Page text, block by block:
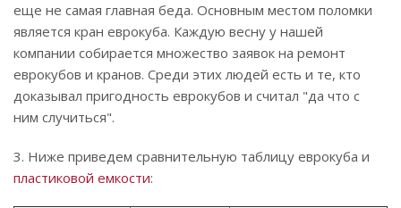
еще не самая главная беда. Основным местом поломки
является кран еврокуба. Каждую весну у нашей
компании собирается множество заявок на ремонт
еврокубов и кранов. Среди этих людей есть и те, кто
доказывал пригодность еврокубов и считал "да что с
ним случиться".
3. Ниже приведем сравнительную таблицу еврокуба и
пластиковой емкости: